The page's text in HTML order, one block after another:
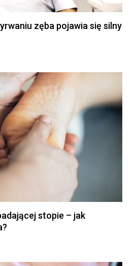
zęba pojawia się silny
stopie – jak